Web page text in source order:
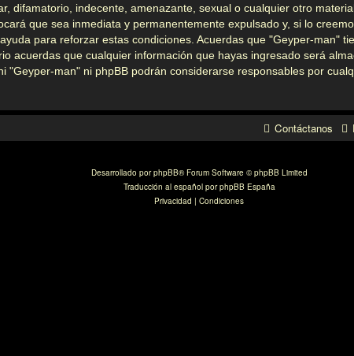
difamatorio, indecente, amenazante, sexual o cualquier otro
que sea inmediata y permanentemente expulsado y, si lo
para reforzar estas condiciones. Acuerdas que "Geyper-man"
acuerdas que cualquier información que hayas ingresado será
man" ni phpBB podrán considerarse responsables por
Contáctanos
Desarrollado porphpBB® Forum Software © phpBB Limited
Traducción al español porphpBB España
Privacidad | Condiciones